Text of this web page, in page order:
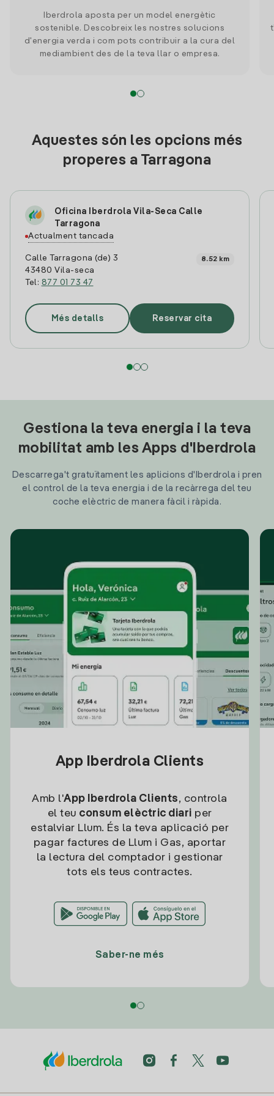
Iberdrola aposta per un model energètic
sostenible. Descobreix les nostres solucions
d'energia verda i com pots contribuir a la cura del
mediambient des de la teva llar o empresa.
Aquestes són les opcions més
properes a Tarragona
Oficina Iberdrola Vila-Seca Calle
Tarragona
Actualment tancada
Calle Tarragona (de) 3
43480 Vila-seca
Tel: 877 01 73 47
8.52 km
Més detalls Reservar cita
Gestiona la teva energia i la teva
mobilitat amb les Apps d'Iberdrola
Descarrega't gratuïtament les aplicions d'Iberdrola i pren
el control de la teva energia i de la recàrrega del teu
coche elèctric de manera fàcil i ràpida.
App Iberdrola Clients
Amb l'App Iberdrola Clients, controla
el teu consum elèctric diari per
estalviar Llum. És la teva aplicació per
pagar factures de Llum i Gas, aportar
la lectura del comptador i gestionar
tots els teus contractes.
Saber-ne més